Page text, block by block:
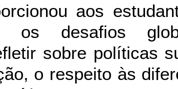
aos
os desafios
sobre políticas
o respeito às